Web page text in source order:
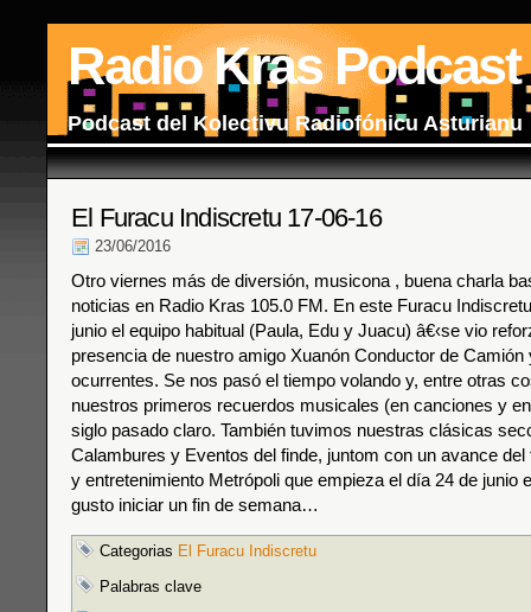
Radio Kras Podcast
Podcast del Kolectivu Radiofónicu Asturianu
El Furacu Indiscretu 17-06-16
23/06/2016
Otro viernes más de diversión, musicona , buena charla
noticias en Radio Kras 105.0 FM. En este Furacu
junio el equipo habitual (Paula, Edu y Juacu) â€‹se vio
presencia de nuestro amigo Xuanón Conductor de
ocurrentes. Se nos pasó el tiempo volando y, entre otras
nuestros primeros recuerdos musicales (en canciones y
siglo pasado claro. También tuvimos nuestras clásicas
Calambures y Eventos del finde, juntom con un avance
y entretenimiento Metrópoli que empieza el día 24 de junio
gusto iniciar un fin de semana…
Categorias El Furacu Indiscretu
Palabras clave